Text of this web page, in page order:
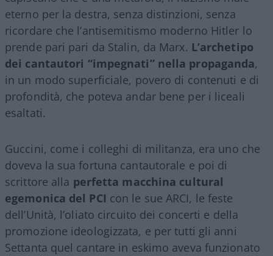
eterno per la destra, senza distinzioni, senza
ricordare che l’antisemitismo moderno Hitler lo
prende pari pari da Stalin, da Marx. L’archetipo
dei cantautori “impegnati” nella propaganda,
in un modo superficiale, povero di contenuti e di
profondità, che poteva andar bene per i liceali
esaltati.
Guccini, come i colleghi di militanza, era uno che
doveva la sua fortuna cantautorale e poi di
scrittore alla perfetta macchina cultural
egemonica del PCI con le sue ARCI, le feste
dell’Unità, l’oliato circuito dei concerti e della
promozione ideologizzata, e per tutti gli anni
Settanta quel cantare in eskimo aveva funzionato